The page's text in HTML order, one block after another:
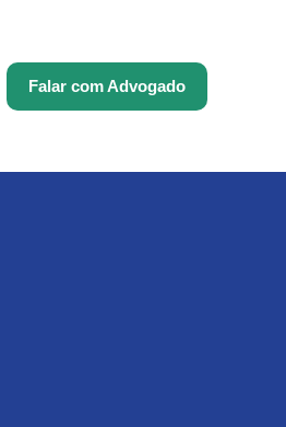
Falar com Advogado